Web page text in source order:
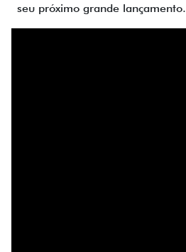
seu próximo grande lançamento.